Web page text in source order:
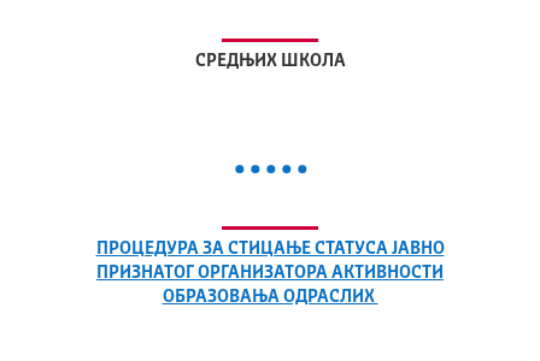
СРЕДЊИХ ШКОЛА
.....
ПРОЦЕДУРА ЗА СТИЦАЊЕ СТАТУСА ЈАВНО
ПРИЗНАТОГ ОРГАНИЗАТОРА АКТИВНОСТИ
ОБРАЗОВАЊА ОДРАСЛИХ